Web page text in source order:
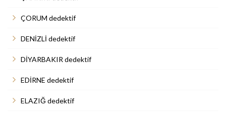
ÇORUM dedektif
DENİZLİ dedektif
DİYARBAKIR dedektif
EDİRNE dedektif
ELAZIĞ dedektif